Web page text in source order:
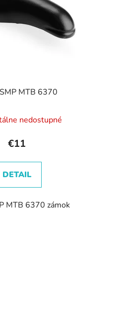
MTB 6370
nedostupné
€11
DETAIL
MTB 6370 zámok